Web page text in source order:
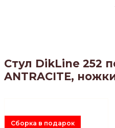
Стул DikLine 252
ANTRACITE,
Сборка в подарок